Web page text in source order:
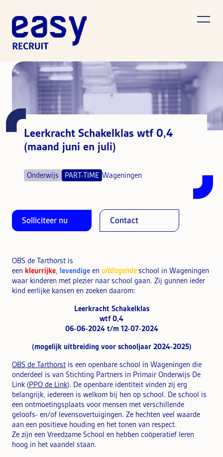
Leerkracht Schakelklas wtf 0,4
(maand juni en juli)
Onderwijs PART-TIME Wageningen
Solliciteer nu Contact
OBS de Tarthorst is
een kleurrijke, levendige en uitdagendeschool in Wageningen
waar kinderen met plezier naar school gaan. Zij gunnen ieder
kind eerlijke kansen en zoeken daarom:
Leerkracht Schakelklas
wtf 0,4
06-06-2024 t/m 12-07-2024
(mogelijk uitbreiding voor schooljaar 2024-2025)
OBS de Tarthorst is een openbare school in Wageningen die
onderdeel is van Stichting Partners in Primair Onderwijs De
Link (PPO de Link). De openbare identiteit vinden zij erg
belangrijk, iedereen is welkom bij hen op school. De school is
een ontmoetingsplaats voor mensen met verschillende
geloofs- en/of levensovertuigingen. Ze hechten veel waarde
aan een positieve houding en het tonen van respect.
Ze zijn een Vreedzame School en hebben coöperatief leren
hoog in het vaandel staan.